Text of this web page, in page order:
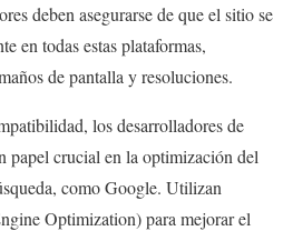
deben asegurarse de que el sitio se
en todas estas plataformas,
de pantalla y resoluciones.
los desarrolladores de
papel crucial en la optimización del
como Google. Utilizan
Optimization) para mejorar el